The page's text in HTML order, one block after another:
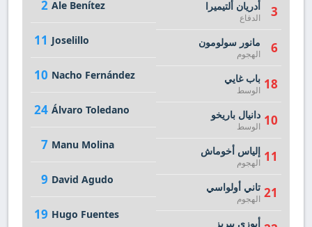
2 Ale Benítez
11 Joselillo
10 Nacho Fernández
24 Álvaro Toledano
7 Manu Molina
9 David Agudo
19 Hugo Fuentes
3 أدريان ألتيميرا
الدفاع
6 مانور سولومون
الهجوم
18 باب غايي
الوسط
10 دانيال باريخو
الوسط
11 إلياس أخوماش
الهجوم
21 تاني أولواسي
الهجوم
أيوزي بيريز